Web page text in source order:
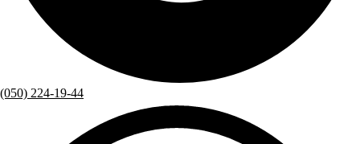
(050) 224-19-44